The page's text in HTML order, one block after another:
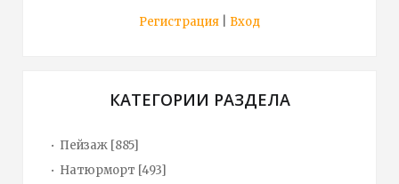
Регистрация
Вход
КАТЕГОРИИ РАЗДЕЛА
Пейзаж [885]
Натюрморт [493]